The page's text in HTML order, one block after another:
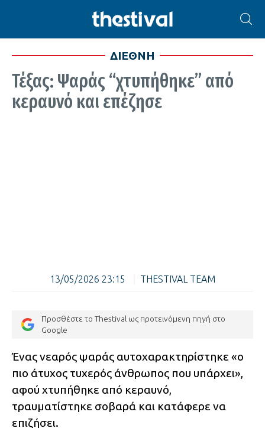
ΔΙΕΘΝΗ
Τέξας: Ψαράς “χτυπήθηκε” από
κεραυνό και επέζησε
13/05/2026 23:15 THESTIVAL TEAM
Προσθέστε το Thestival ως προτεινόμενη πηγή στο
Google
Ένας νεαρός ψαράς αυτοχαρακτηρίστηκε «ο
πιο άτυχος τυχερός άνθρωπος που υπάρχει»,
αφού χτυπήθηκε από κεραυνό,
τραυματίστηκε σοβαρά και κατάφερε να
επιζήσει.